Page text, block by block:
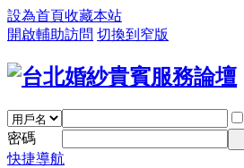
設為首頁收藏本站
開啟輔助訪問 切換到窄版
密碼
快捷導航